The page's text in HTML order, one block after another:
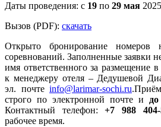
Даты проведения: с 19 по 29 мая
Вызов (PDF): скачать
Открыто бронирование номеров
соревнований. Заполненные заявки
имя ответственного за размещение
к менеджеру отеля – Дедушевой
эл. почте info@larimar-sochi.ru
строго по электронной почте и
Контактный телефон:+7 988 404-
рабочее время.